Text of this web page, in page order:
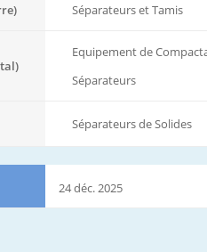
Séparateurs et Tamis
Equipement de
Séparateurs
Séparateurs de Solides
24 déc. 2025